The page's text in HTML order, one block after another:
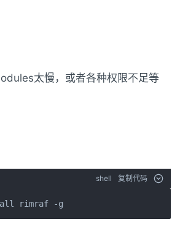
太慢，或者各种权限不足等
shell 复制代码
rimraf -g